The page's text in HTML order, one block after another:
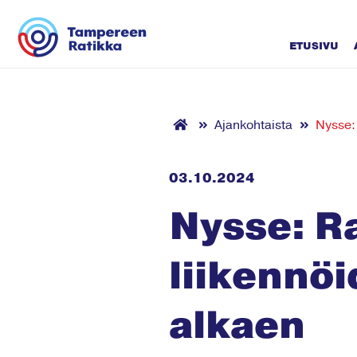
ETUSIVU
Ajankohtaista
03.10.2024
Nysse:
alkaen